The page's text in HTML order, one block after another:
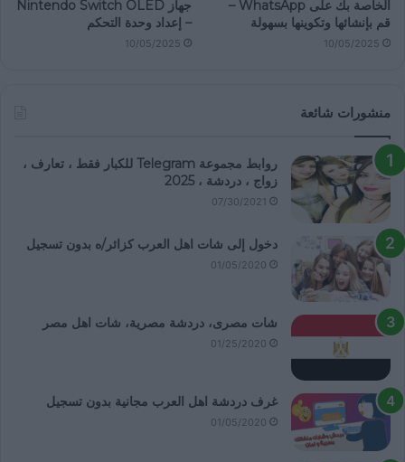
الخاصة بك على WhatsApp –
قم بإنشائها وتكوينها بسهولة
10/05/2025
جهاز Nintendo Switch OLED
– إعداد وحدة التحكم
10/05/2025
منشورات شائعة
روابط مجموعة Telegram للكبار فقط ، تعارف ،
زواج ، دردشة ، 2025
07/30/2021
دخول إلى شات اهل العرب كزائر/ه بدون تسجيل
01/05/2020
شات مصرى، دردشة مصرية، شات اهل مصر
01/25/2020
غرف دردشة اهل العرب مجانية بدون تسجيل
01/05/2020